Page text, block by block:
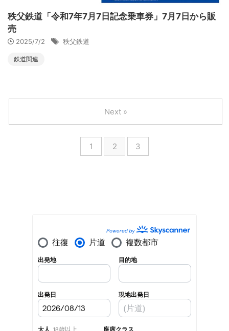
秩父鉄道「令和7年7月7日記念乗車券」7月7日から販
売
2025/7/2 秩父鉄道
鉄道関連
1 2 3
Next »